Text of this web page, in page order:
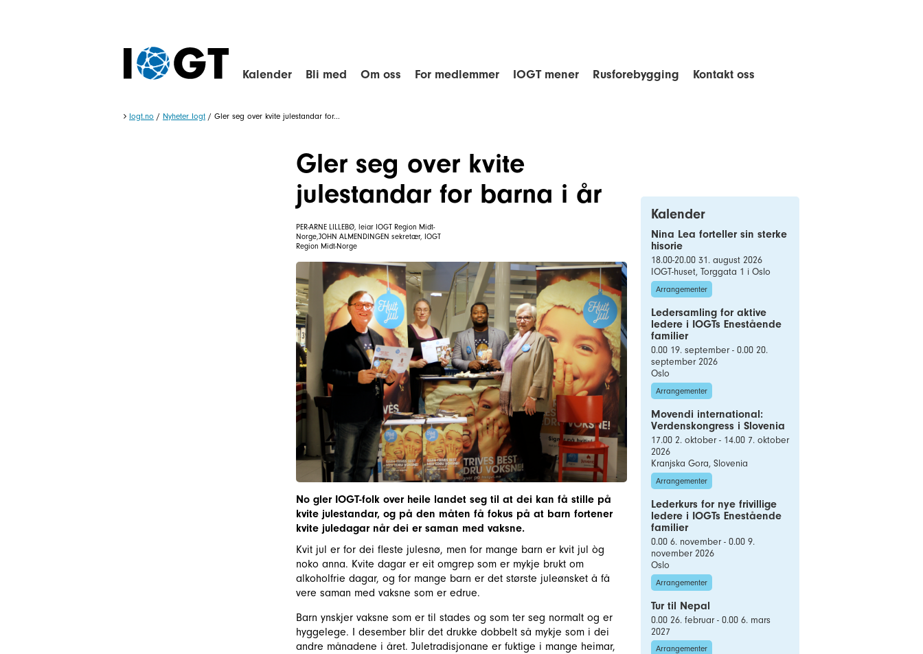
Kalender Bli med Om oss For medlemmer IOGT mener Rusforebygging Kontakt oss
Iogt.no / Nyheter Iogt / Gler seg over kvite julestandar for...
Gler seg over kvite
julestandar for barna i år
PER-ARNE LILLEBØ, leiar IOGT Region Midt-
Norge,JOHN ALMENDINGEN sekretær, IOGT
Region Midt-Norge
No gler IOGT-folk over heile landet seg til at dei kan få stille på
kvite julestandar, og på den måten få fokus på at barn fortener
kvite juledagar når dei er saman med vaksne.
Kvit jul er for dei fleste julesnø, men for mange barn er kvit jul òg
noko anna. Kvite dagar er eit omgrep som er mykje brukt om
alkoholfrie dagar, og for mange barn er det største juleønsket å få
vere saman med vaksne som er edrue.
Barn ynskjer vaksne som er til stades og som ter seg normalt og er
hyggelege. I desember blir det drukke dobbelt så mykje som i dei
andre månadene i året. Juletradisjonane er fuktige i mange heimar,
Kalender
Nina Lea forteller sin sterke
hisorie
18.00-20.00 31. august 2026
IOGT-huset, Torggata 1 i Oslo
Arrangementer
Ledersamling for aktive
ledere i IOGTs Enestående
familier
0.00 19. september - 0.00 20.
september 2026
Oslo
Arrangementer
Movendi international:
Verdenskongress i Slovenia
17.00 2. oktober - 14.00 7. oktober
2026
Kranjska Gora, Slovenia
Arrangementer
Lederkurs for nye frivillige
ledere i IOGTs Enestående
familier
0.00 6. november - 0.00 9.
november 2026
Oslo
Arrangementer
Tur til Nepal
0.00 26. februar - 0.00 6. mars
2027
Arrangementer